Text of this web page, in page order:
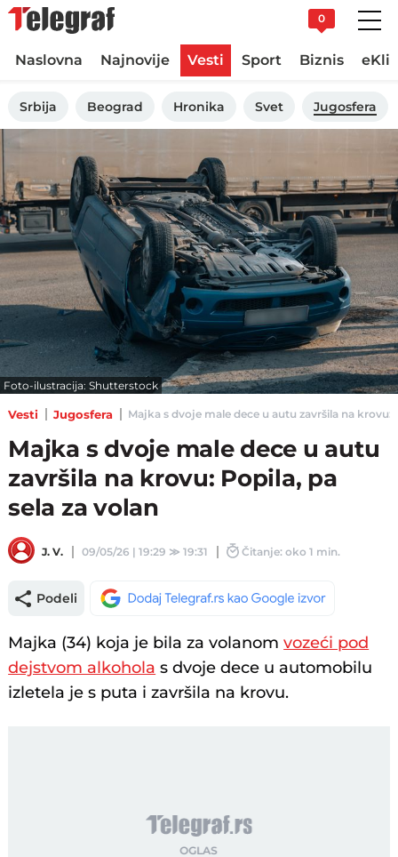
0
Naslovna Najnovije Vesti Sport Biznis
Srbija Beograd Hronika Svet Jugosfera
Foto-ilustracija: Shutterstock
Vesti Jugosfera Majka s dvoje male dece u autu završila na krovu:
Majka s dvoje male dece u autu
završila na krovu: Popila, pa
sela za volan
J. V. 09/05/26 | 19:29 ≫19:31 Čitanje: oko 1 min.
Podeli
Majka (34) koja je bila za volanomvozeći pod
dejstvom alkohola s dvoje dece u automobilu
izletela je s puta i završila na krovu.